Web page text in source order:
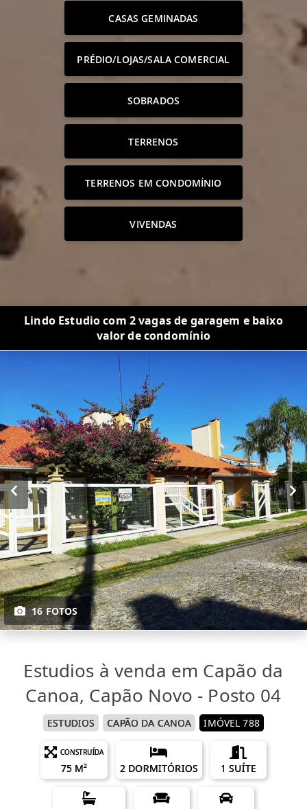
CASAS GEMINADAS
PRÉDIO/LOJAS/SALA COMERCIAL
SOBRADOS
TERRENOS
TERRENOS EM CONDOMÍNIO
VIVENDAS
Lindo Estudio com 2 vagas de garagem e baixo
valor de condomínio
16 FOTOS
Estudios à venda em Capão da
Canoa, Capão Novo - Posto 04
ESTUDIOS CAPÃO DA CANOA IMÓVEL 788
CONSTRUÍDA
75 M² 2 DORMITÓRIOS 1 SUÍTE